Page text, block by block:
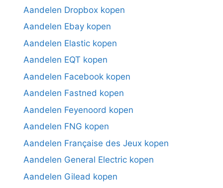
Aandelen Dropbox kopen
Aandelen Ebay kopen
Aandelen Elastic kopen
Aandelen EQT kopen
Aandelen Facebook kopen
Aandelen Fastned kopen
Aandelen Feyenoord kopen
Aandelen FNG kopen
Aandelen Française des Jeux kopen
Aandelen General Electric kopen
Aandelen Gilead kopen